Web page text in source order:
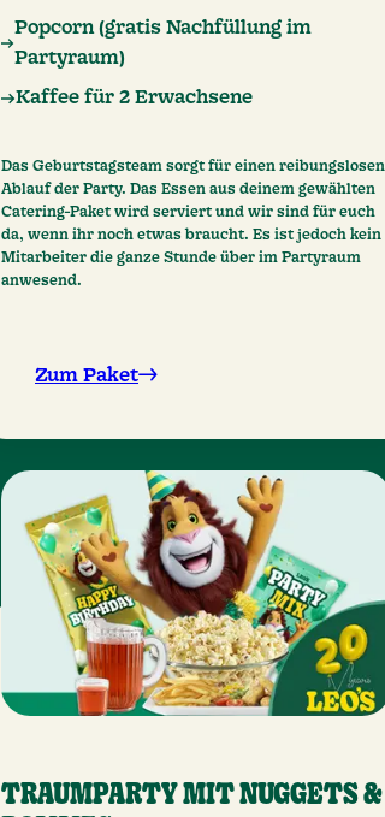
Popcorn (gratis Nachfüllung im
Partyraum)
Kaffee für 2 Erwachsene
Das Geburtstagsteam sorgt für einen reibungslosen
Ablauf der Party. Das Essen aus deinem gewählten
Catering-Paket wird serviert und wir sind für euch
da, wenn ihr noch etwas braucht. Es ist jedoch kein
Mitarbeiter die ganze Stunde über im Partyraum
anwesend.
Zum Paket
TRAUMPARTY MIT NUGGETS &